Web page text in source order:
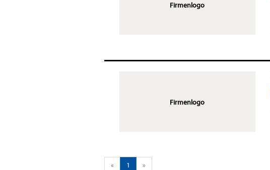
Firmenlogo
Firmenlogo
« 1 »